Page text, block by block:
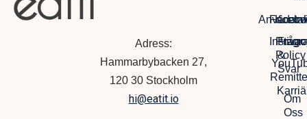
Adress:
Hammarbybacken 27,
120 30 Stockholm
hi@eatit.io
Policy
Om
Oss
&
Svar